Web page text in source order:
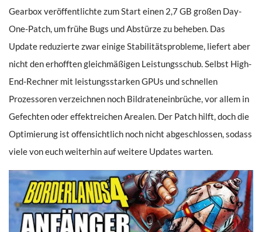
Gearbox veröffentlichte zum Start einen 2,7 GB großen Day-
One-Patch, um frühe Bugs und Abstürze zu beheben. Das
Update reduzierte zwar einige Stabilitätsprobleme, liefert aber
nicht den erhofften gleichmäßigen Leistungsschub. Selbst High-
End-Rechner mit leistungsstarken GPUs und schnellen
Prozessoren verzeichnen noch Bildrateneinbrüche, vor allem in
Gefechten oder effektreichen Arealen. Der Patch hilft, doch die
Optimierung ist offensichtlich noch nicht abgeschlossen, sodass
viele von euch weiterhin auf weitere Updates warten.